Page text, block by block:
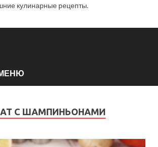
кулинарные рецепты.
С ШАМПИНЬОНАМИ